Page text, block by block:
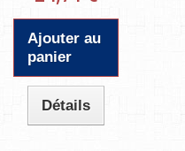
Ajouter au
panier
Détails